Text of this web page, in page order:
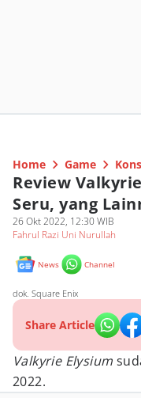
Home Game
Review
Seru, yang
26 Okt 2022, 12:30 WIB
Fahrul Razi Uni Nurullah
News Channel
dok. Square Enix
Share Article
Valkyrie Elysium
2022.